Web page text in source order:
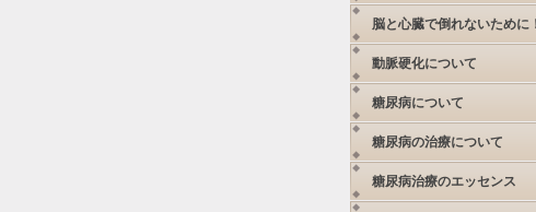
脳と心臓で倒れないために！
動脈硬化について
糖尿病について
糖尿病の治療について
糖尿病治療のエッセンス